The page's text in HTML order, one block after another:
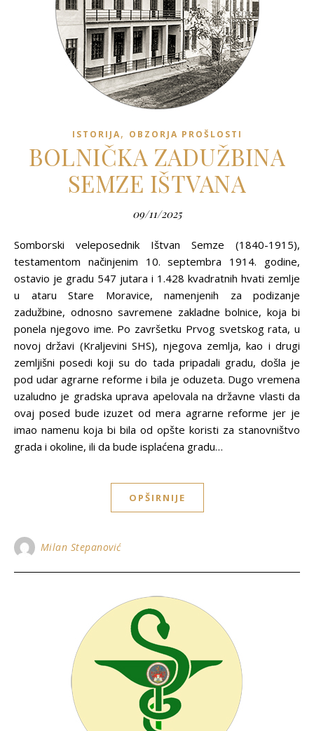
ISTORIJA, OBZORJA PROŠLOSTI
BOLNIČKA ZADUŽBINA
SEMZE IŠTVANA
09/11/2025
Somborski veleposednik Ištvan Semze (1840-1915),
testamentom načinjenim 10. septembra 1914. godine,
ostavio je gradu 547 jutara i 1.428 kvadratnih hvati zemlje
u ataru Stare Moravice, namenjenih za podizanje
zadužbine, odnosno savremene zakladne bolnice, koja bi
ponela njegovo ime. Po završetku Prvog svetskog rata, u
novoj državi (Kraljevini SHS), njegova zemlja, kao i drugi
zemljišni posedi koji su do tada pripadali gradu, došla je
pod udar agrarne reforme i bila je oduzeta. Dugo vremena
uzaludno je gradska uprava apelovala na državne vlasti da
ovaj posed bude izuzet od mera agrarne reforme jer je
imao namenu koja bi bila od opšte koristi za stanovništvo
grada i okoline, ili da bude isplaćena gradu…
OPŠIRNIJE
Milan Stepanović